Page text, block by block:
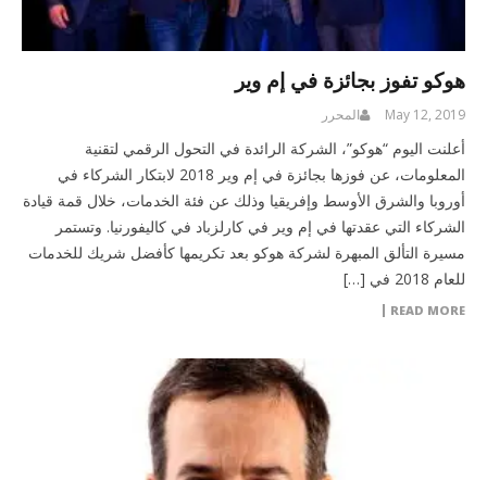
هوكو تفوز بجائزة في إم وير
May 12, 2019 المحرر
أعلنت اليوم “هوكو”، الشركة الرائدة في التحول الرقمي لتقنية
المعلومات، عن فوزها بجائزة في إم وير 2018 لابتكار الشركاء في
أوروبا والشرق الأوسط وإفريقيا وذلك عن فئة الخدمات، خلال قمة قيادة
الشركاء التي عقدتها في إم وير في كارلزباد في كاليفورنيا. وتستمر
مسيرة التألق المبهرة لشركة هوكو بعد تكريمها كأفضل شريك للخدمات
للعام 2018 في […]
READ MORE